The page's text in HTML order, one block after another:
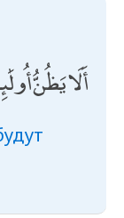
أَلَا يَظُنُّ